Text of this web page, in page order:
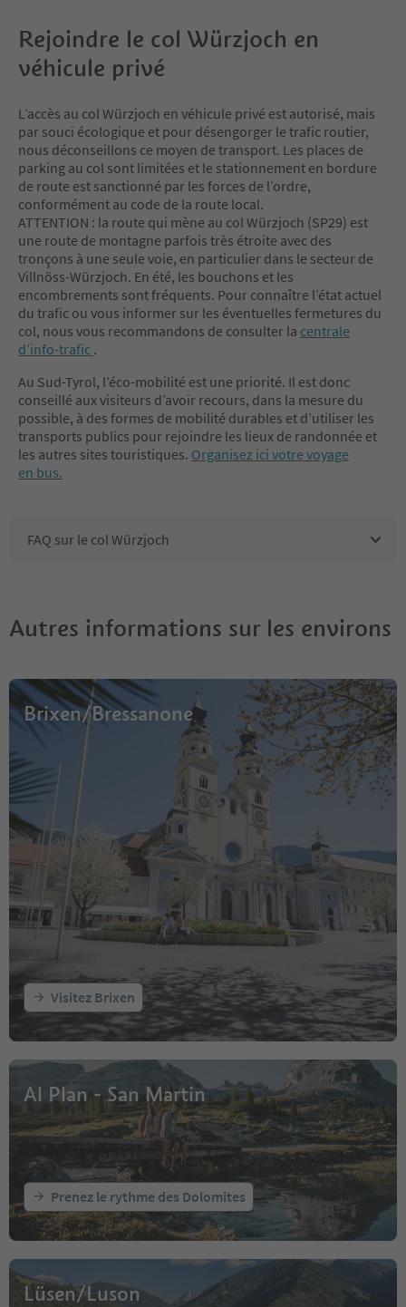
Rejoindre le col Würzjoch en
véhicule privé
L’accès au col Würzjoch en véhicule privé est autorisé, mais
par souci écologique et pour désengorger le trafic routier,
nous déconseillons ce moyen de transport. Les places de
parking au col sont limitées et le stationnement en bordure
de route est sanctionné par les forces de l’ordre,
conformément au code de la route local.
ATTENTION : la route qui mène au col Würzjoch (SP29) est
une route de montagne parfois très étroite avec des
tronçons à une seule voie, en particulier dans le secteur de
Villnöss-Würzjoch. En été, les bouchons et les
encombrements sont fréquents. Pour connaître l’état actuel
du trafic ou vous informer sur les éventuelles fermetures du
col, nous vous recommandons de consulter la centrale
d’info-trafic .
Au Sud-Tyrol, l’éco-mobilité est une priorité. Il est donc
conseillé aux visiteurs d’avoir recours, dans la mesure du
possible, à des formes de mobilité durables et d’utiliser les
transports publics pour rejoindre les lieux de randonnée et
les autres sites touristiques. Organisez ici votre voyage
en bus.
FAQ sur le col Würzjoch
Autres informations sur les environs
Brixen/Bressanone
Visitez Brixen
Al Plan - San Martin
Prenez le rythme des Dolomites
Lüsen/Luson